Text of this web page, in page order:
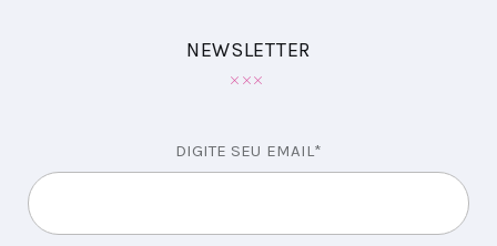
NEWSLETTER
DIGITE SEU EMAIL*